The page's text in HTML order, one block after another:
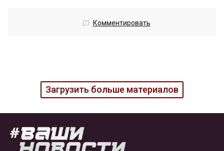
Комментировать
Загрузить больше материалов